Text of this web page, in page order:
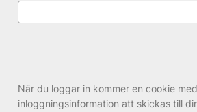
När du loggar in kommer en cookie med
inloggningsinformation att skickas till